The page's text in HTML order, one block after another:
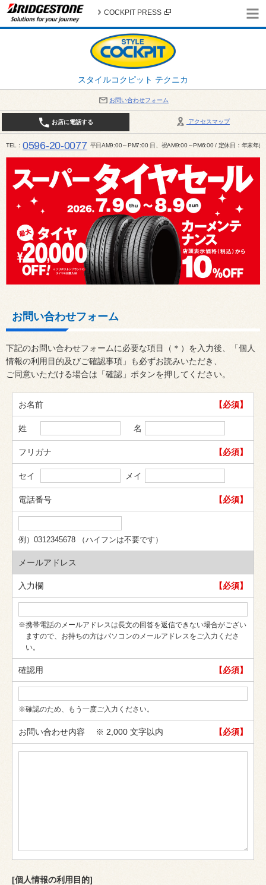
スタイルコクピット テクニカ
COCKPIT PRESS
お問い合わせフォーム
アクセスマップ
お店に電話する
TEL 0596-20-0077 平日AM9:00～PM7:00 日、祝AM9:00～PM6:00 / 定休日：年末年
お問い合わせフォーム
下記のお問い合わせフォームに必要な項目（＊）を入力後、「個人
情報の利用目的及びご確認事項」も必ずお読みいただき、
ご同意いただける場合は「確認」ボタンを押してください。
【必須】
お名前
姓 名
【必須】
フリガナ
セイ メイ
【必須】
電話番号
例）0312345678 （ハイフンは不要です）
メールアドレス
【必須】
入力欄
※携帯電話のメールアドレスは長文の回答を返信できない場合がござい
ますので、お持ちの方はパソコンのメールアドレスをご入力くださ
い。
【必須】
確認用
※確認のため、もう一度ご入力ください。
【必須】
お問い合わせ内容 ※ 2,000 文字以内
[個人情報の利用目的]